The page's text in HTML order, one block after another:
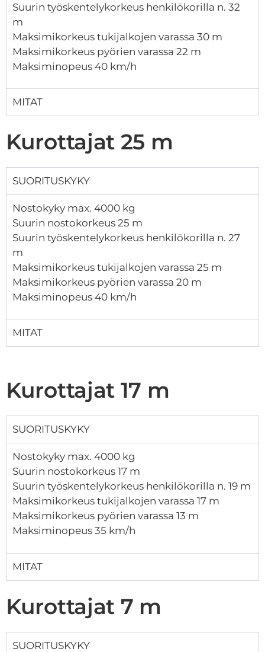
Suurin työskentelykorkeus henkilökorilla n. 32
m
Maksimikorkeus tukijalkojen varassa 30 m
Maksimikorkeus pyörien varassa 22 m
Maksiminopeus 40 km/h
MITAT
Kurottajat 25 m
SUORITUSKYKY
Nostokyky max. 4000 kg
Suurin nostokorkeus 25 m
Suurin työskentelykorkeus henkilökorilla n. 27
m
Maksimikorkeus tukijalkojen varassa 25 m
Maksimikorkeus pyörien varassa 20 m
Maksiminopeus 40 km/h
MITAT
Kurottajat 17 m
SUORITUSKYKY
Nostokyky max. 4000 kg
Suurin nostokorkeus 17 m
Suurin työskentelykorkeus henkilökorilla n. 19 m
Maksimikorkeus tukijalkojen varassa 17 m
Maksimikorkeus pyörien varassa 13 m
Maksiminopeus 35 km/h
MITAT
Kurottajat 7 m
SUORITUSKYKY